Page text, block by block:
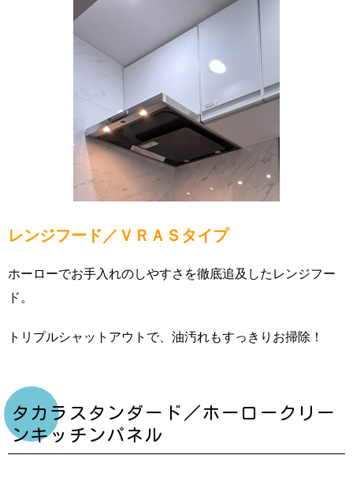
レンジフード／ＶＲＡＳタイプ
ホーローでお手入れのしやすさを徹底追及したレンジフー
ド。
トリプルシャットアウトで、油汚れもすっきりお掃除！
タカラスタンダード／ホーロークリー
ンキッチンパネル